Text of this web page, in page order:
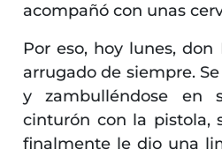
acompañó con unas
Por eso, hoy lunes,
arrugado de siempre.
y zambulléndose en
cinturón con la pistola,
finalmente le dio una